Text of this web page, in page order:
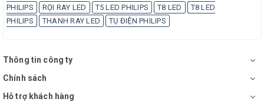
PHILIPS
RỌI RAY LED T5 LED PHILIPS T8 LED
T8 LED
PHILIPS
THANH RAY LED TỤ ĐIỆN PHILIPS
Thông tin công ty
Chính sách
Hỗ trợ khách hàng